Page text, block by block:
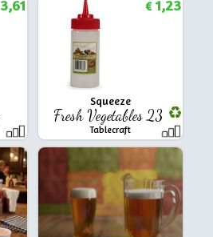
Squeeze
Fresh Vegetables 23
Tablecraft
€1,23